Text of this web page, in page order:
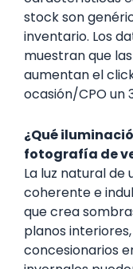
stock son
inventario. Los
muestran que
aumentan el
ocasión/CPO un
¿Qué
fotografía de
La luz natural de
coherente e
que crea
planos interiores,
concesionarios